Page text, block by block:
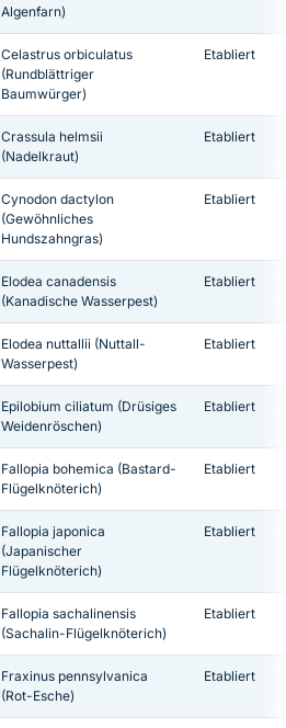
Algenfarn)
Celastrus orbiculatus
(Rundblättriger
Baumwürger)
Etabliert
Crassula helmsii
(Nadelkraut)
Etabliert
Cynodon dactylon
(Gewöhnliches
Hundszahngras)
Etabliert
Elodea canadensis
(Kanadische Wasserpest)
Etabliert
Elodea nuttallii (Nuttall-
Wasserpest)
Etabliert
Epilobium ciliatum (Drüsiges
Weidenröschen)
Etabliert
Fallopia bohemica (Bastard-
Flügelknöterich)
Etabliert
Fallopia japonica
(Japanischer
Flügelknöterich)
Etabliert
Fallopia sachalinensis
(Sachalin-Flügelknöterich)
Etabliert
Fraxinus pennsylvanica
(Rot-Esche)
Etabliert